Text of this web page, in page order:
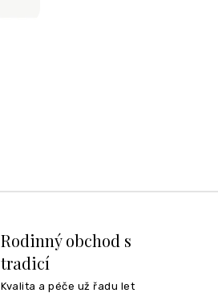
Rodinný obchod s
tradicí
Kvalita a péče už řadu let